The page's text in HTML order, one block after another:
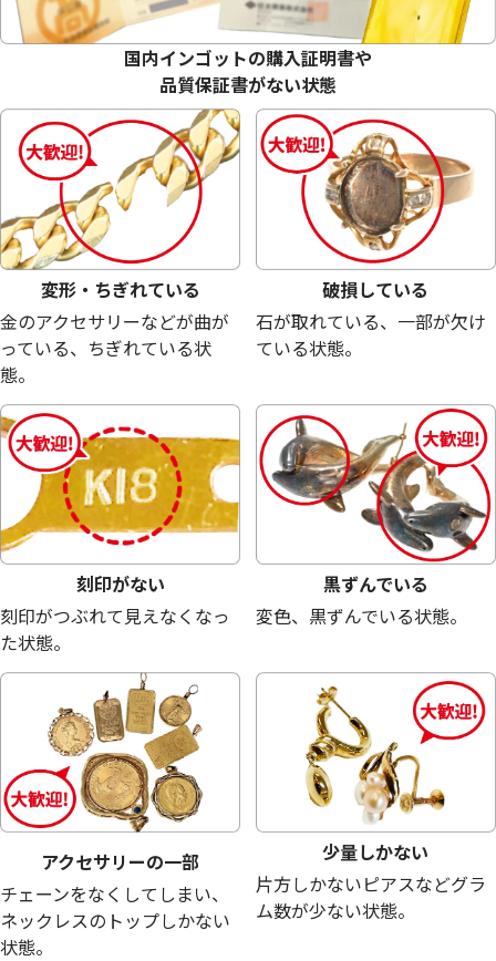
国内インゴットの購入証明書や
品質保証書がない状態
変形・ちぎれている
金のアクセサリーなどが曲が
っている、ちぎれている状
態。
破損している
石が取れている、一部が欠け
ている状態。
刻印がない
刻印がつぶれて見えなくなっ
た状態。
黒ずんでいる
変色、黒ずんでいる状態。
アクセサリーの一部
チェーンをなくしてしまい、
ネックレスのトップしかない
状態。
少量しかない
片方しかないピアスなどグラ
ム数が少ない状態。